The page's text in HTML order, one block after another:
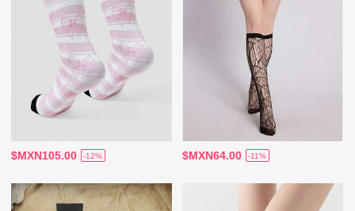
$MXN105.00 -12% $MXN64.00 -11%